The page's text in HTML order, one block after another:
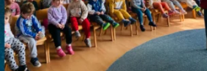
ЗА НАС
ДЕЈСТВУВАЊЕ